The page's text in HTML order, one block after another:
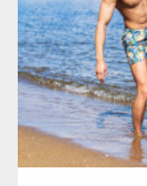
Category:海のマッチ
ダウンロ
で
た